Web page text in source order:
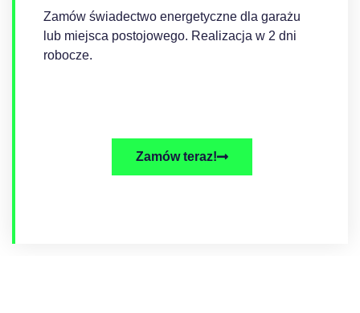
Zamów świadectwo energetyczne dla garażu
lub miejsca postojowego. Realizacja w 2 dni
robocze.
Zamów teraz!